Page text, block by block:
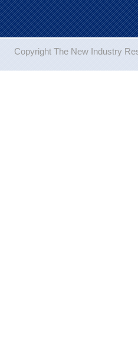
Copyright The New Industry